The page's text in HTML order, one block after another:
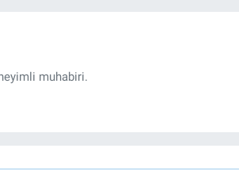
muhabiri.